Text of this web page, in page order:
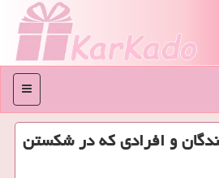
منو
و افرادی كه در شكستن